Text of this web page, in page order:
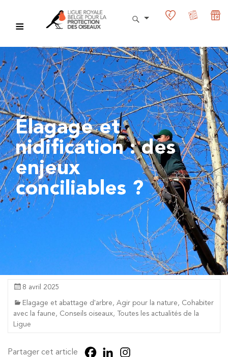
Élagage et
nidification : des
enjeux
conciliables ?
8 avril 2025
Elagage et abattage d'arbre, Agir pour la nature, Cohabiter
avec la faune, Conseils oiseaux,
Toutes les actualités de la
Ligue
Partager cet article